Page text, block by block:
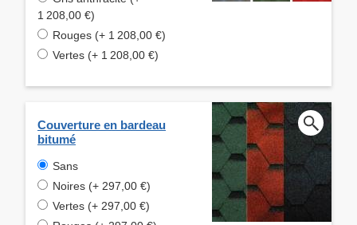
1 208,00 €)
Rouges (+ 1 208,00 €)
Vertes (+ 1 208,00 €)
Couverture en bardeau
bitumé
Sans
Noires (+ 297,00 €)
Vertes (+ 297,00 €)